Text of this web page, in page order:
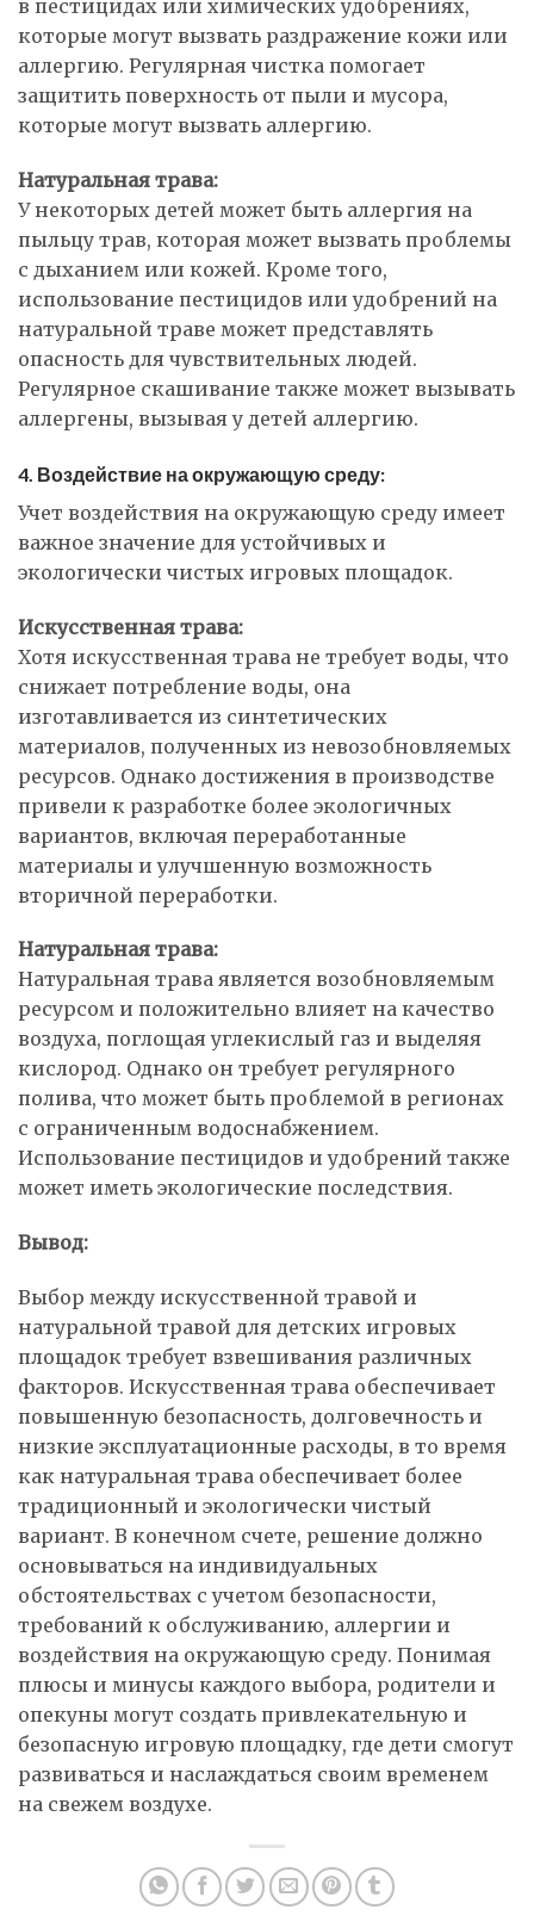
в пестицидах или химических удобрениях,
которые могут вызвать раздражение кожи или
аллергию. Регулярная чистка помогает
защитить поверхность от пыли и мусора,
которые могут вызвать аллергию.
Натуральная трава:
У некоторых детей может быть аллергия на
пыльцу трав, которая может вызвать проблемы
с дыханием или кожей. Кроме того,
использование пестицидов или удобрений на
натуральной траве может представлять
опасность для чувствительных людей.
Регулярное скашивание также может вызывать
аллергены, вызывая у детей аллергию.
4. Воздействие на окружающую среду:
Учет воздействия на окружающую среду имеет
важное значение для устойчивых и
экологически чистых игровых площадок.
Искусственная трава:
Хотя искусственная трава не требует воды, что
снижает потребление воды, она
изготавливается из синтетических
материалов, полученных из невозобновляемых
ресурсов. Однако достижения в производстве
привели к разработке более экологичных
вариантов, включая переработанные
материалы и улучшенную возможность
вторичной переработки.
Натуральная трава:
Натуральная трава является возобновляемым
ресурсом и положительно влияет на качество
воздуха, поглощая углекислый газ и выделяя
кислород. Однако он требует регулярного
полива, что может быть проблемой в регионах
с ограниченным водоснабжением.
Использование пестицидов и удобрений также
может иметь экологические последствия.
Вывод:
Выбор между искусственной травой и
натуральной травой для детских игровых
площадок требует взвешивания различных
факторов. Искусственная трава обеспечивает
повышенную безопасность, долговечность и
низкие эксплуатационные расходы, в то время
как натуральная трава обеспечивает более
традиционный и экологически чистый
вариант. В конечном счете, решение должно
основываться на индивидуальных
обстоятельствах с учетом безопасности,
требований к обслуживанию, аллергии и
воздействия на окружающую среду. Понимая
плюсы и минусы каждого выбора, родители и
опекуны могут создать привлекательную и
безопасную игровую площадку, где дети смогут
развиваться и наслаждаться своим временем
на свежем воздухе.